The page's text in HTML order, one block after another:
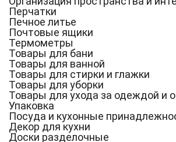
Перчатки
Печное литье
Почтовые ящики
Термометры
Товары для бани
Товары для ванной
Товары для стирки и глажки
Товары для уборки
Товары для ухода за одеждой и
Упаковка
Посуда и кухонные
Декор для кухни
Доски разделочные